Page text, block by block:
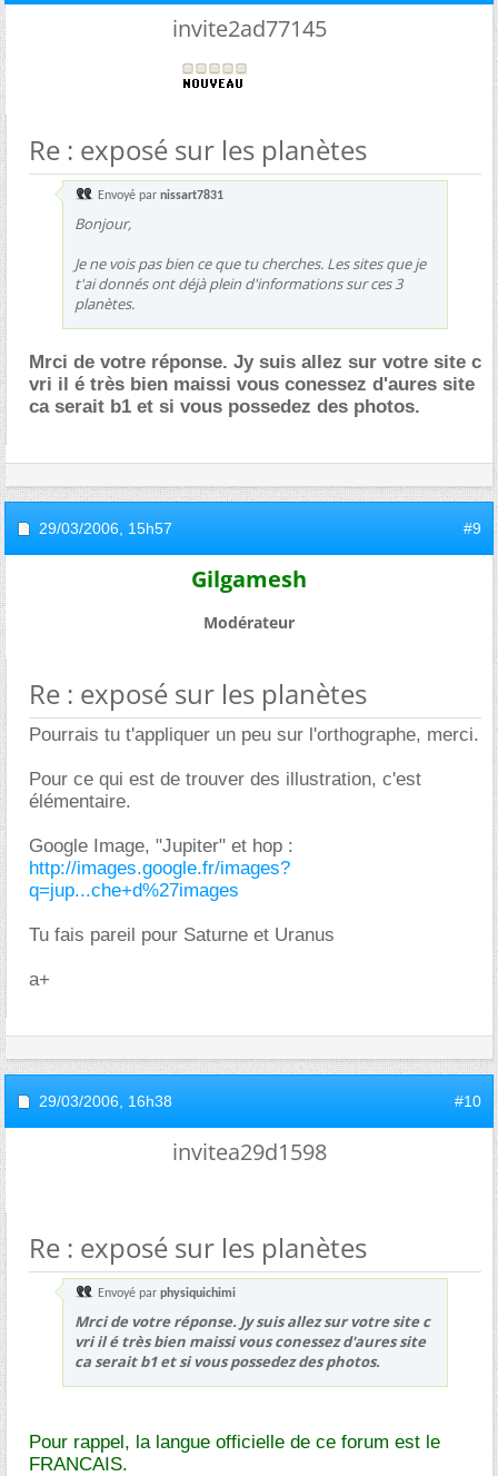
invite2ad77145
Re : exposé sur les planètes
Envoyé par nissart7831
Bonjour,
Je ne vois pas bien ce que tu cherches. Les sites que je
t'ai donnés ont déjà plein d'informations sur ces 3
planètes.
Mrci de votre réponse. Jy suis allez sur votre site c
vri il é très bien maissi vous conessez d'aures site
ca serait b1 et si vous possedez des photos.
29/03/2006, 15h57 #9
Gilgamesh
Modérateur
Re : exposé sur les planètes
Pourrais tu t'appliquer un peu sur l'orthographe, merci.
Pour ce qui est de trouver des illustration, c'est
élémentaire.
Google Image, "Jupiter" et hop :
http://images.google.fr/images?
q=jup...che+d%27images
Tu fais pareil pour Saturne et Uranus
a+
29/03/2006, 16h38 #10
invitea29d1598
Re : exposé sur les planètes
Envoyé par physiquichimi
Mrci de votre réponse. Jy suis allez sur votre site c
vri il é très bien maissi vous conessez d'aures site
ca serait b1 et si vous possedez des photos.
Pour rappel, la langue officielle de ce forum est le
FRANCAIS.